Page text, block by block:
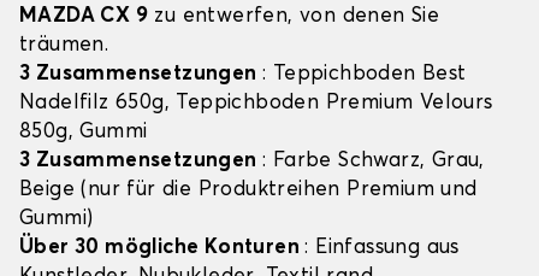
MAZDA CX 9 zu entwerfen, von denen Sie
träumen.
3 Zusammensetzungen : Teppichboden Best
Nadelfilz 650g, Teppichboden Premium Velours
850g, Gummi
3 Zusammensetzungen : Farbe Schwarz, Grau,
Beige (nur für die Produktreihen Premium und
Gummi)
Über 30 mögliche Konturen: Einfassung aus